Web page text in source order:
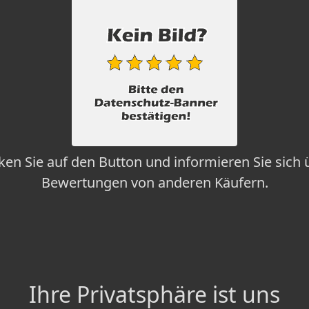
Sie auf den Button und informieren Sie sich
Bewertungen von anderen Käufern.
Ihre Privatsphäre ist uns